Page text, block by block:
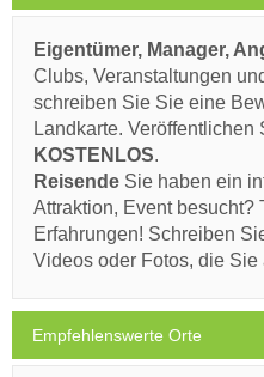
Dienstag,
11.08.26
Mittwoch,
12.08.26 28°C
Donnerstag,
13.08.26 28°C
Freitag,
14.08.26 28°C
Eigentümer, Manager,
Clubs, Veranstaltungen
schreiben Sie Sie eine
Landkarte.
KOSTENLOS.
Reisende Sie haben ein
Attraktion, Event besucht?
Erfahrungen! Schreiben
Videos oder Fotos, die
Empfehlenswerte Orte